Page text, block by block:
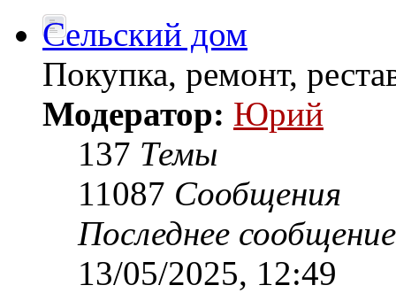
Сельский дом
Покупка, ремонт,
Модератор: Юрий
137 Темы
11087 Сообщения
Последнее сообщение
13/05/2025, 12:49